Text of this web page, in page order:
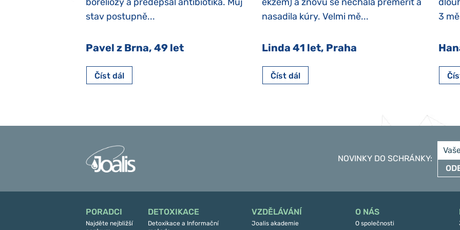
stav postupně...
Pavel z Brna, 49 let
Číst dál
nasadila kúry. Velmi mě...
Linda 41 let, Praha
Číst dál
3
NOVINKY DO SCHRÁNKY:
PORADCI
Najděte nejbližší
DETOXIKACE
Detoxikace a Informační
VZDĚLÁVÁNÍ
Joalis akademie
O NÁS
O společnosti